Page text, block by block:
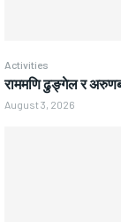
Activities
राममणि ढुङ्गेल र
August 3, 2026